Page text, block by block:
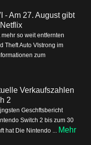
- Am 27. August gibt
so weit entfernten
Theft Auto VIstrong im
zum
Verkaufszahlen
2
Geschftsbericht
Switch 2 bis zum 30
hat Die Nintendo ... Mehr